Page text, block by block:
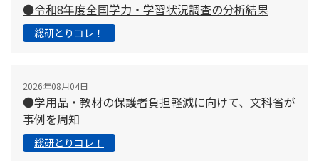
●令和8年度全国学力・学習状況調査の分析結果
総研とりコレ！
2026年08月04日
●学用品・教材の保護者負担軽減に向けて、文科省が
事例を周知
総研とりコレ！